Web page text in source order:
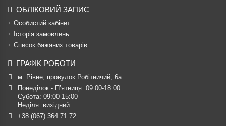
ОБЛІКОВИЙ ЗАПИС
Особистий кабінет
Історія замовлень
Список бажаних товарів
ГРАФІК РОБОТИ
м. Рівне, провулок Робітничий, 6а
Понеділок - П’ятниця: 09:00-18:00
Субота: 09:00-15:00
Неділя: вихідний
+38 (067) 364 71 72